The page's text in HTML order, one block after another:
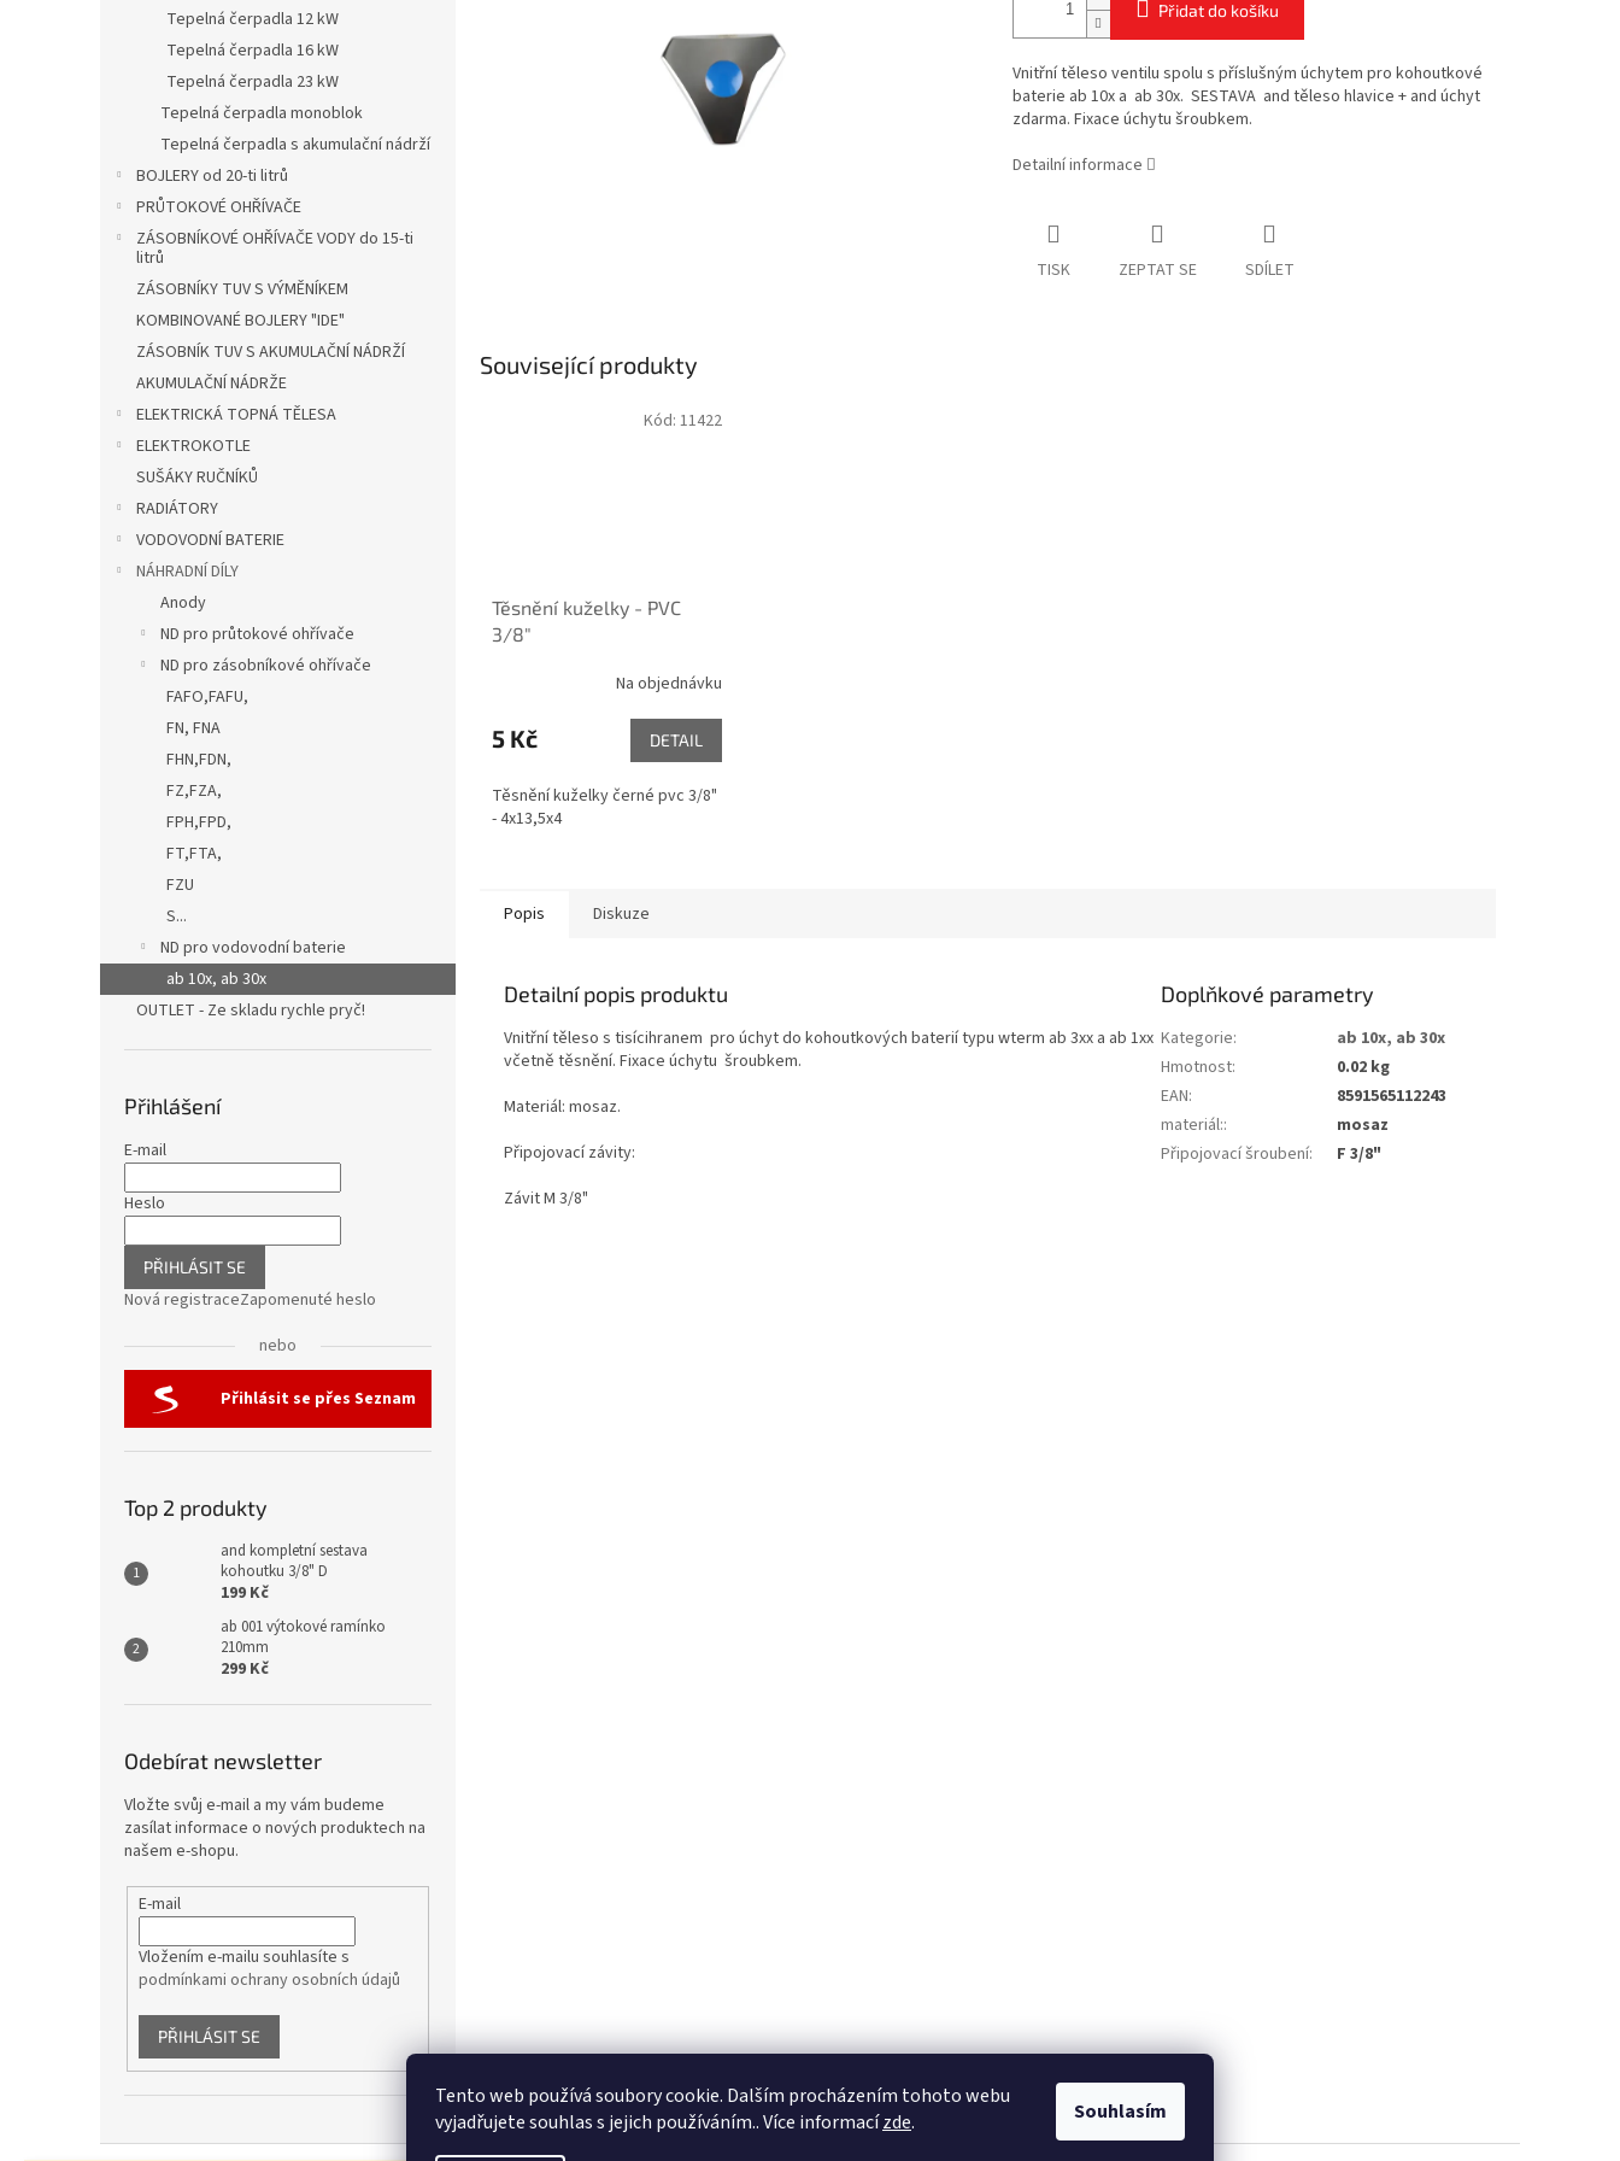
Tento web používá soubory cookie. Dalším procházením tohoto webu
vyjadřujete souhlas s jejich používáním.. Více informacízde. Souhlasím
Tepelná čerpadla 12 kW
Tepelná čerpadla 16 kW
Tepelná čerpadla 23 kW
Tepelná čerpadla monoblok
Tepelná čerpadla s akumulační nádrží
BOJLERY od 20-ti litrů
PRŮTOKOVÉ OHŘÍVAČE
ZÁSOBNÍKOVÉ OHŘÍVAČE VODY do 15-ti
litrů
ZÁSOBNÍKY TUV S VÝMĚNÍKEM
KOMBINOVANÉ BOJLERY "IDE"
ZÁSOBNÍK TUV S AKUMULAČNÍ NÁDRŽÍ
AKUMULAČNÍ NÁDRŽE
ELEKTRICKÁ TOPNÁ TĚLESA
ELEKTROKOTLE
SUŠÁKY RUČNÍKŮ
RADIÁTORY
VODOVODNÍ BATERIE
NÁHRADNÍ DÍLY
Anody
ND pro průtokové ohřívače
ND pro zásobníkové ohřívače
FAFO,FAFU,
FN, FNA
FHN,FDN,
FZ,FZA,
FPH,FPD,
FT,FTA,
FZU
S...
ND pro vodovodní baterie
ab 10x, ab 30x
OUTLET - Ze skladu rychle pryč!
Přihlášení
E-mail
Heslo
PŘIHLÁSIT SE
Nová registraceZapomenuté heslo
nebo
Přihlásit se přes Seznam
Top 2 produkty
and kompletní sestava
kohoutku 3/8" D
199 Kč
ab 001 výtokové ramínko
210mm
299 Kč
Odebírat newsletter
Vložte svůj e-mail a my vám budeme
zasílat informace o nových produktech na
našem e-shopu.
E-mail
Vložením e-mailu souhlasíte s
podmínkami ochrany osobních údajů
PŘIHLÁSIT SE
Přidat do košíku
Vnitřní těleso ventilu spolu s příslušným úchytem pro kohoutkové
baterie ab 10x a ab 30x. SESTAVA and těleso hlavice + and úchyt
zdarma. Fixace úchytu šroubkem.
Detailní informace
TISK ZEPTAT SE SDÍLET
Související produkty
Těsnění kuželky - PVC
3/8"
Na objednávku
5 Kč DETAIL
Těsnění kuželky černé pvc 3/8"
- 4x13,5x4
Kód: 11422
Popis Diskuze
Detailní popis produktu
Vnitřní těleso s tisícihranem pro úchyt do kohoutkových baterií typu wterm ab 3xx a ab 1xx
včetně těsnění. Fixace úchytu šroubkem.
Materiál: mosaz.
Připojovací závity:
Závit M 3/8"
Doplňkové parametry
Kategorie:
ab 10x, ab 30x
Hmotnost:
0.02 kg
EAN:
8591565112243
materiál::
mosaz
Připojovací šroubení: F 3/8"